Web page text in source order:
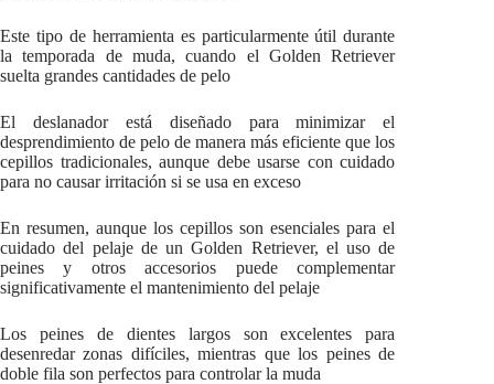
Este tipo de herramienta es particularmente útil durante
la temporada de muda, cuando el Golden Retriever
suelta grandes cantidades de pelo
El deslanador está diseñado para minimizar el
desprendimiento de pelo de manera más eficiente que los
cepillos tradicionales, aunque debe usarse con cuidado
para no causar irritación si se usa en exceso
En resumen, aunque los cepillos son esenciales para el
cuidado del pelaje de un Golden Retriever, el uso de
peines y otros accesorios puede complementar
significativamente el mantenimiento del pelaje
Los peines de dientes largos son excelentes para
desenredar zonas difíciles, mientras que los peines de
doble fila son perfectos para controlar la muda